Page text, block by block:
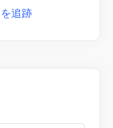
追跡